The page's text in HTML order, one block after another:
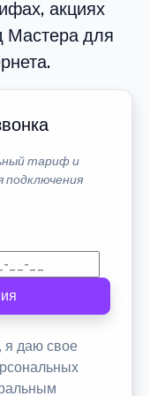
акциях
Мастера для
тариф и
подключения
я даю свое